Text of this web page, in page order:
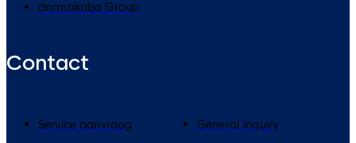
dormakaba Group
Contact
Service aanvraag
General inquiry